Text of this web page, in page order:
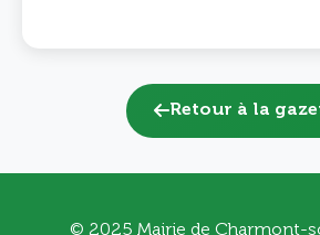
Retour à la
© 2025 Mairie de Charmont-